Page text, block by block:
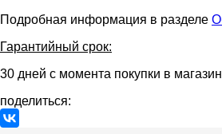
Подробная информация в разделе
Гарантийный срок:
30 дней с момента покупки в
поделиться: